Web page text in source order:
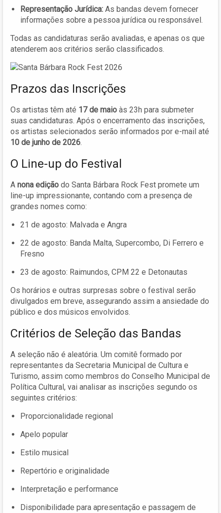
Representação Jurídica: As bandas devem fornecer
informações sobre a pessoa jurídica ou responsável.
Todas as candidaturas serão avaliadas, e apenas os que
atenderem aos critérios serão classificados.
Prazos das Inscrições
Os artistas têm até 17 de maio às 23h para submeter
suas candidaturas. Após o encerramento das inscrições,
os artistas selecionados serão informados por e-mail até
10 de junho de 2026.
O Line-up do Festival
A nona edição do Santa Bárbara Rock Fest promete um
line-up impressionante, contando com a presença de
grandes nomes como:
21 de agosto: Malvada e Angra
22 de agosto: Banda Malta, Supercombo, Di Ferrero e
Fresno
23 de agosto: Raimundos, CPM 22 e Detonautas
Os horários e outras surpresas sobre o festival serão
divulgados em breve, assegurando assim a ansiedade do
público e dos músicos envolvidos.
Critérios de Seleção das Bandas
A seleção não é aleatória. Um comitê formado por
representantes da Secretaria Municipal de Cultura e
Turismo, assim como membros do Conselho Municipal de
Política Cultural, vai analisar as inscrições segundo os
seguintes critérios:
Proporcionalidade regional
Apelo popular
Estilo musical
Repertório e originalidade
Interpretação e performance
Disponibilidade para apresentação e passagem de